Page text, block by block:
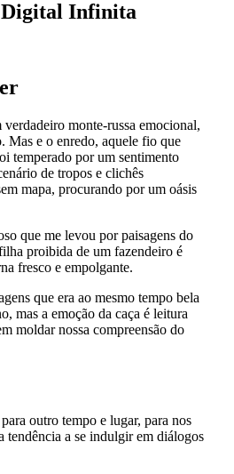
Digital Infinita
monte-russa emocional,
Mas e o enredo, aquele fio que
temperado por um sentimento
de tropos e clichês
mapa, procurando por um oásis
que me levou por paisagens do
proibida de um fazendeiro é
fresco e empolgante.
que era ao mesmo tempo bela
mas a emoção da caça é leitura
moldar nossa compreensão do
outro tempo e lugar, para nos
tendência a se indulgir em diálogos